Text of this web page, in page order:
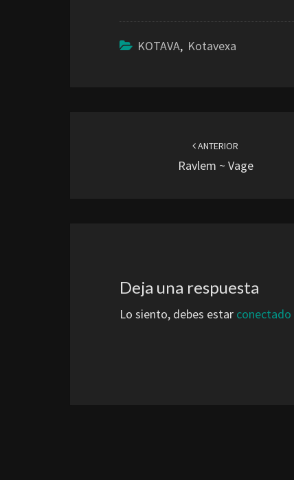
KOTAVA, Kotavexa
ANTERIOR
Ravlem ~ Vage
Deja una respuesta
Lo siento, debes estar conectado